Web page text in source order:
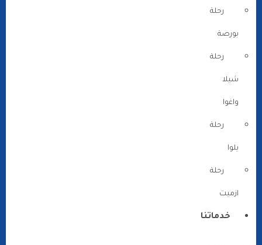
رحلة
بورصة
رحلة
شيلا
واغوا
رحلة
يلوا
رحلة
ازميت
خدماتنا